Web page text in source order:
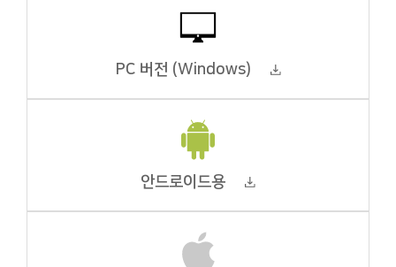
PC 버전 (Windows)
안드로이드용